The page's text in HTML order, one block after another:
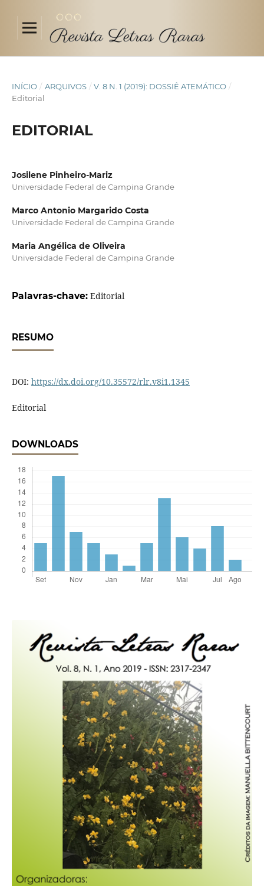
INÍCIO / ARQUIVOS / V. 8 N. 1 (2019): DOSSIÊ ATEMÁTICO /
Editorial
EDITORIAL
Josilene Pinheiro-Mariz
Universidade Federal de Campina Grande
Marco Antonio Margarido Costa
Universidade Federal de Campina Grande
Maria Angélica de Oliveira
Universidade Federal de Campina Grande
Palavras-chave: Editorial
RESUMO
DOI: https://dx.doi.org/10.35572/rlr.v8i1.1345
Editorial
DOWNLOADS